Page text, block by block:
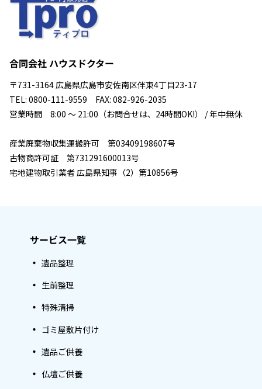
合同会社 ハウスドクター
〒731-3164 広島県広島市安佐南区伴東4丁目23-17
TEL: 0800-111-9559 FAX: 082-926-2035
営業時間 8:00 ～ 21:00（お問合せは、24時間OK!） / 年中無休
産業廃棄物収集運搬許可 第03409198607号
古物商許可証 第731291600013号
宅地建物取引業者 広島県知事（2）第10856号
サービス一覧
遺品整理
生前整理
特殊清掃
ゴミ屋敷片付け
遺品ご供養
仏壇ご供養